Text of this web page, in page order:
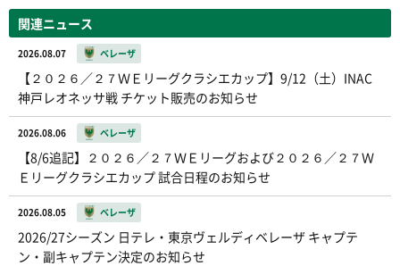
関連ニュース
2026.08.07 ベレーザ
【２０２６／２７ＷＥリーグクラシエカップ】9/12（土）INAC
神戸レオネッサ戦 チケット販売のお知らせ
2026.08.06 ベレーザ
【8/6追記】２０２６／２７ＷＥリーグおよび２０２６／２７Ｗ
Ｅリーグクラシエカップ 試合日程のお知らせ
2026.08.05 ベレーザ
2026/27シーズン 日テレ・東京ヴェルディベレーザ キャプテ
ン・副キャプテン決定のお知らせ